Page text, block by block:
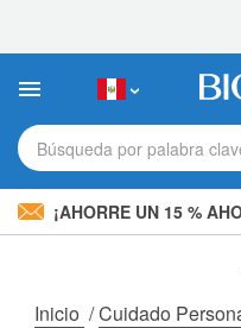
sitio
incluye
sistema
de Búsqueda por palabra
¡AHORRE UN 15 %
Inicio /Cuidado